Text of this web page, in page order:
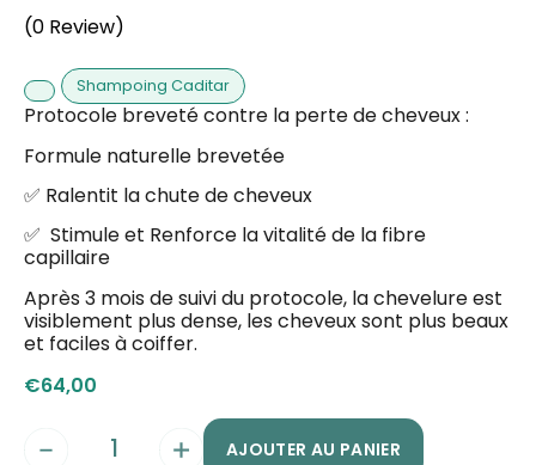
(0 Review)
Shampoing Caditar
Protocole breveté contre la perte de cheveux :
Formule naturelle brevetée
✅ Ralentit la chute de cheveux
✅ Stimule et Renforce la vitalité de la fibre
capillaire
Après 3 mois de suivi du protocole, la chevelure est
visiblement plus dense, les cheveux sont plus beaux
et faciles à coiffer.
€64,00
AJOUTER AU PANIER